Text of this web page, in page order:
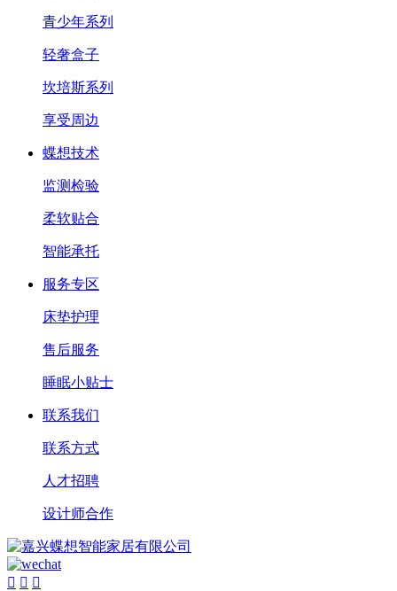
青少年系列
轻奢盒子
坎培斯系列
享受周边
蝶想技术
监测检验
柔软贴合
智能承托
服务专区
床垫护理
售后服务
睡眠小贴士
联系我们
联系方式
人才招聘
设计师合作
  